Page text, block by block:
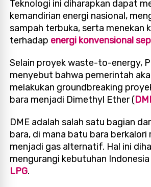
Teknologi ini diharapkan dapat
kemandirian energi nasional,
sampah terbuka, serta menekan
terhadap energi konvensional
Selain proyek waste-to-energy,
menyebut bahwa pemerintah
melakukan groundbreaking
bara menjadi Dimethyl Ether (
DME adalah salah satu bagian
bara, di mana batu bara berkalori
menjadi gas alternatif. Hal ini
mengurangi kebutuhan
LPG.